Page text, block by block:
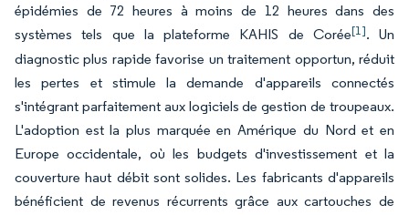
épidémies de 72 heures à moins de 12 heures dans des
systèmes tels que la plateforme KAHIS de Corée[1]. Un
diagnostic plus rapide favorise un traitement opportun, réduit
les pertes et stimule la demande d'appareils connectés
s'intégrant parfaitement aux logiciels de gestion de troupeaux.
L'adoption est la plus marquée en Amérique du Nord et en
Europe occidentale, où les budgets d'investissement et la
couverture haut débit sont solides. Les fabricants d'appareils
bénéficient de revenus récurrents grâce aux cartouches de